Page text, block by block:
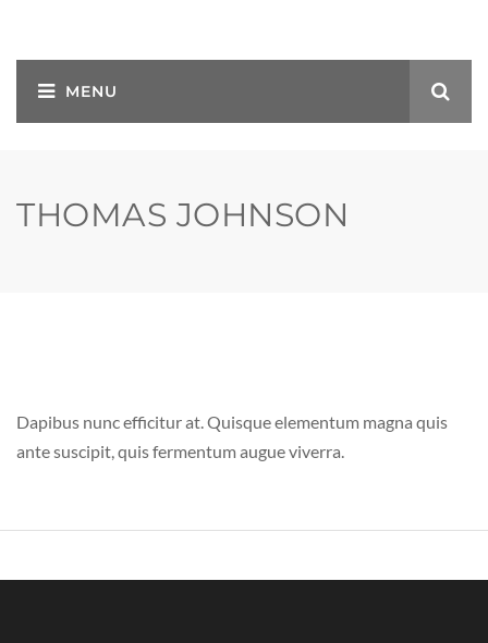
THOMAS JOHNSON
Dapibus nunc efficitur at. Quisque elementum magna quis
ante suscipit, quis fermentum augue viverra.